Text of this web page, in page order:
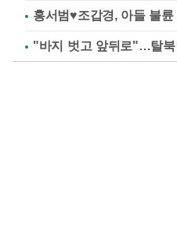
홍서범♥조갑경, 아들 불
"바지 벗고 앞뒤로"…탈북